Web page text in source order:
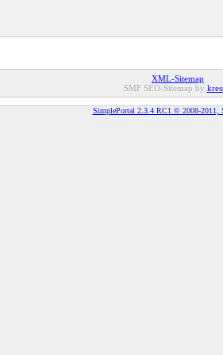
XML-Sitemap
SMF SEO-Sitemap by
SimplePortal 2.3.4 RC1 © 2008-2011,